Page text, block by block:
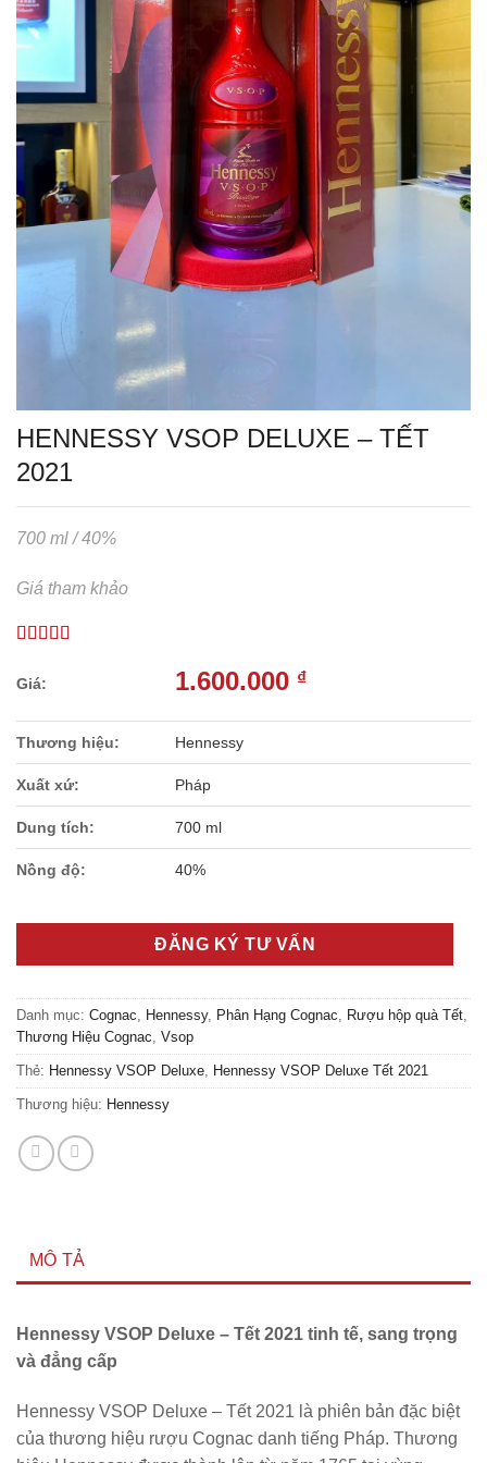
HENNESSY VSOP DELUXE – TẾT
2021
700 ml / 40%
Giá tham khảo
1.600.000 ₫
Thương hiệu: Hennessy
Xuất xứ: Pháp
Dung tích: 700 ml
Nồng độ: 40%
ĐĂNG KÝ TƯ VẤN
Danh mục: Cognac Hennessy, Phân Hạng Cognac Rượu hộp quà Tết
Thương Hiệu Cognac Vsop
Thẻ: Hennessy VSOP Deluxe Hennessy VSOP Deluxe Tết 2021
Thương hiệu: Hennessy
MÔ TẢ
Hennessy VSOP Deluxe – Tết 2021 tinh tế, sang trọng
và đẳng cấp
Hennessy VSOP Deluxe – Tết 2021 là phiên bản đặc biệt
của thương hiệu rượu Cognac danh tiếng Pháp. Thương